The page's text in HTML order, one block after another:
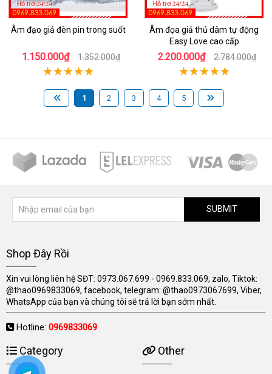
Âm đạo giả đèn pin trong suốt
1.150.000₫ 1.352.000₫
Âm đọa giả thủ dâm tự động
Easy Love cao cấp
2.200.000₫ 2.784.000₫
1 2 3 4 5
SUBMIT
Shop Đây Rồi
Xin vui lòng liên hệ SĐT: 0973.067.699 - 0969.833.069, zalo, Tiktok:
@thao0969833069, facebook, telegram: @thao0973067699, Viber,
WhatsApp của bạn và chúng tôi sẽ trả lời bạn sớm nhất.
Hotline: 0969833069
Category Other